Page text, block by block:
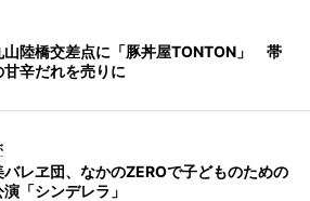
山陸橋交差点に「豚丼屋TONTON」 帯
甘辛だれを売りに
バレヱ団、なかのZEROで子どものための
「シンデレラ」